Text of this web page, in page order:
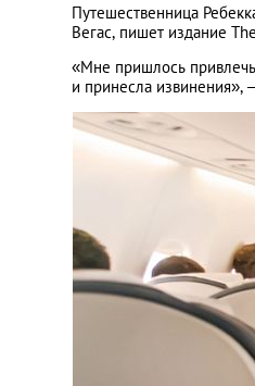
Путешественница
Вегас, пишет издание
«Мне пришлось
и принесла извинения»,